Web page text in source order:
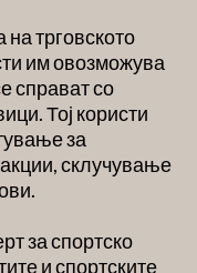
на трговското
им овозможува
справат со
Тој користи
за
склучување
за спортско
и спортските